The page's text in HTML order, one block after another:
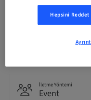
Dil
English
İletme Yöntemi
Event
Hepsini Reddet